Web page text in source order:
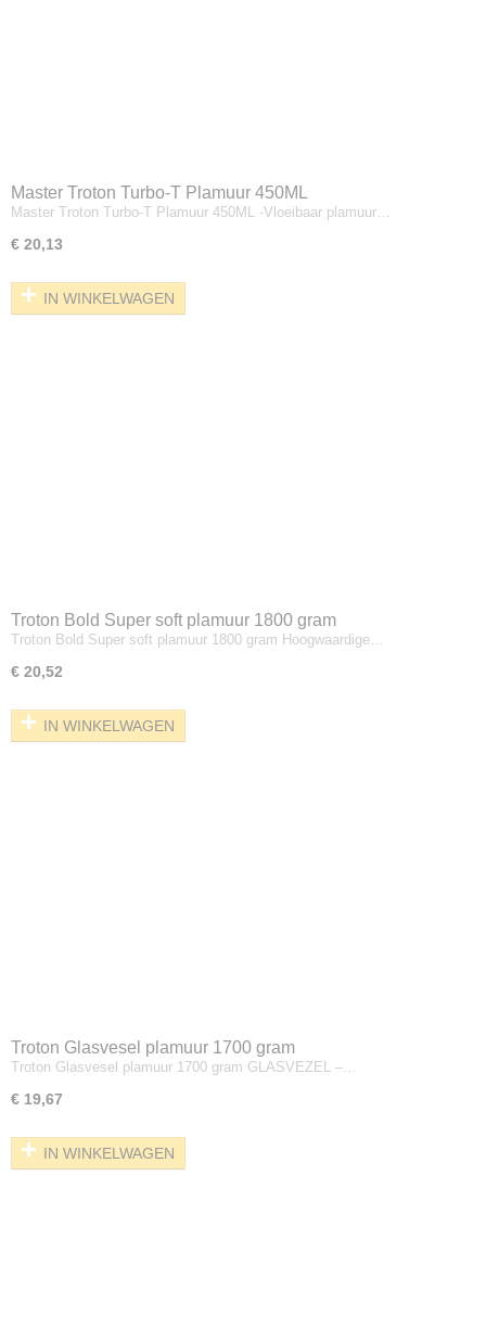
Master Troton Turbo-T Plamuur 450ML
Master Troton Turbo-T Plamuur 450ML -Vloeibaar plamuur…
€ 20,13
IN WINKELWAGEN
Troton Bold Super soft plamuur 1800 gram
Troton Bold Super soft plamuur 1800 gram Hoogwaardige…
€ 20,52
IN WINKELWAGEN
Troton Glasvesel plamuur 1700 gram
Troton Glasvesel plamuur 1700 gram GLASVEZEL –…
€ 19,67
IN WINKELWAGEN